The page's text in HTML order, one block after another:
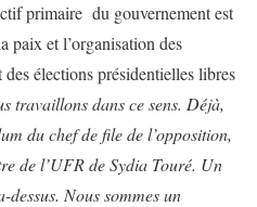
primaire du gouvernement est
paix et l’organisation des
élections présidentielles libres
travaillons dans ce sens. Déjà,
du chef de file de l’opposition,
de l’UFR de Sydia Touré. Un
Nous sommes un